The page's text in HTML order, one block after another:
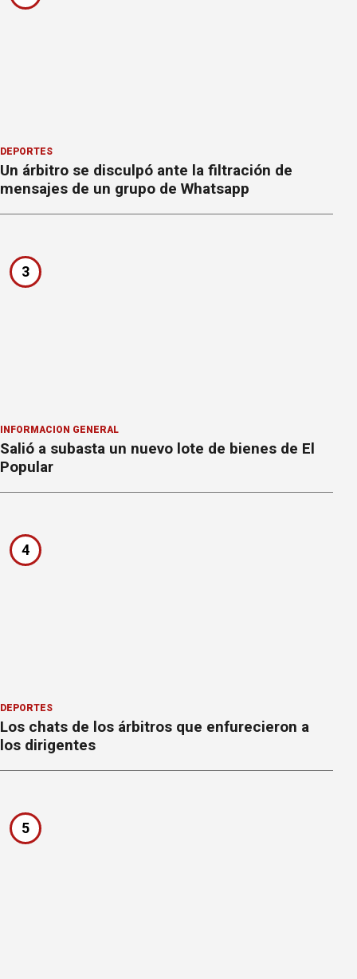
DEPORTES
Un árbitro se disculpó ante la filtración de
mensajes de un grupo de Whatsapp
3
INFORMACION GENERAL
Salió a subasta un nuevo lote de bienes de El
Popular
4
DEPORTES
Los chats de los árbitros que enfurecieron a
los dirigentes
5